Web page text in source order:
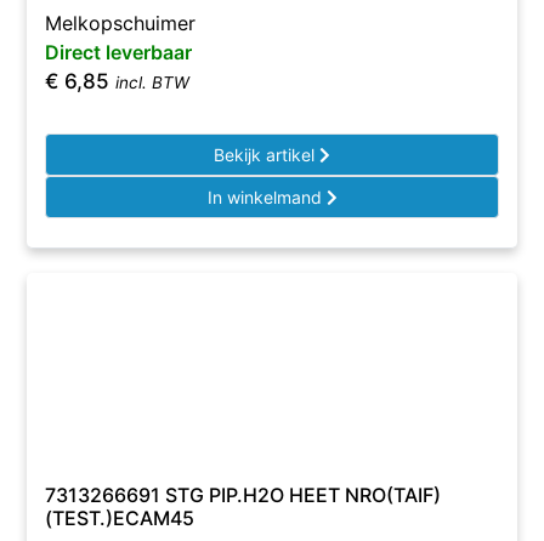
Melkopschuimer
Direct leverbaar
€ 6,85 incl. BTW
Bekijk artikel
In winkelmand
7313266691 STG PIP.H2O HEET NRO(TAIF)
(TEST.)ECAM45